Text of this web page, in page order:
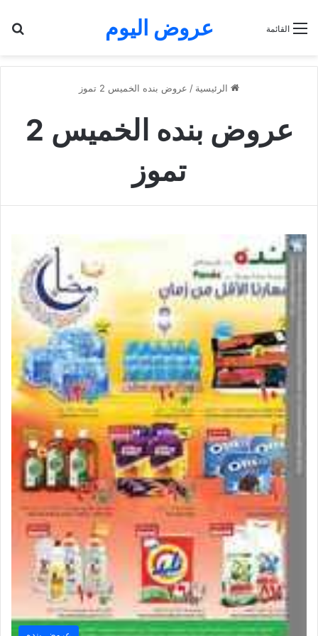
عروض اليوم القائمة
الرئيسية / عروض بنده الخميس 2 تموز
عروض بنده الخميس 2
تموز